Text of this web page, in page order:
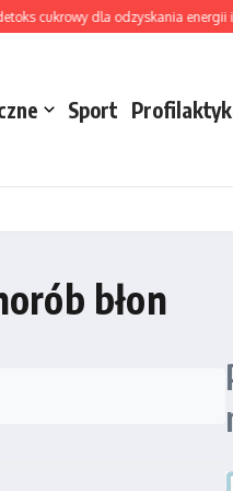
cukrowy dla odzyskania energii i
Sport
błon